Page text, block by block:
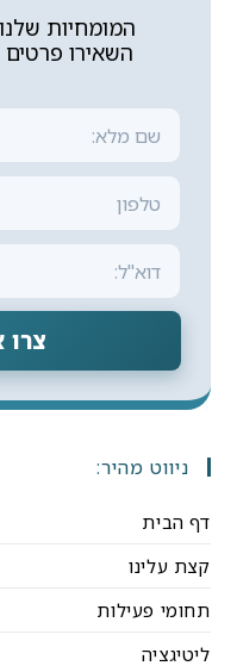
המומחיות
השאירו
צרו
ניווט מהיר:
דף הבית
קצת עלינו
תחומי פעילות
ליטיגציה